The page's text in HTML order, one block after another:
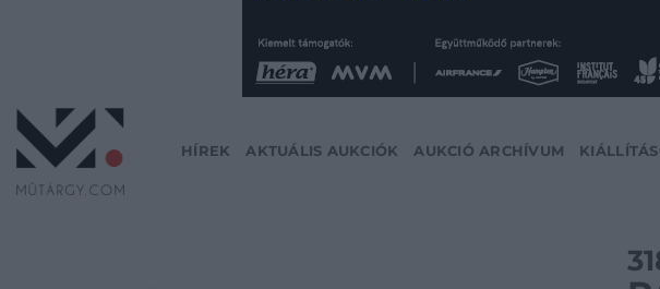
HÍREK AKTUÁLIS AUKCIÓK AUKCIÓ ARCHÍVUM